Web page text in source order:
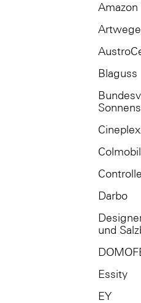
Blaguss
Darbo
und
Essity
EY